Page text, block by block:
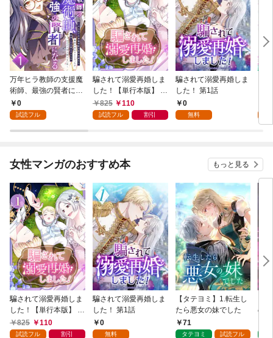
万年ヒラ教師の支援魔
術師、最強の賢者にな
る～不人気の支援魔術
師は給料泥棒だと魔術
が、出世した元教え子
らない件～ 第1話
0
試読フル
騙されて溺愛再婚しま
した！【単行本版】 1
巻825 110
試読フル 割引
騙されて溺愛再婚しま
した！ 第1話
0
無料
女性マンガのおすすめ本 もっと見る
騙されて溺愛再婚しま
した！【単行本版】 1
巻825 110
試読フル 割引
騙されて溺愛再婚しま
した！ 第1話
0
無料
【タテヨミ】1.転生し
たら悪女の妹でした
71
タテヨミ 試読フル
の